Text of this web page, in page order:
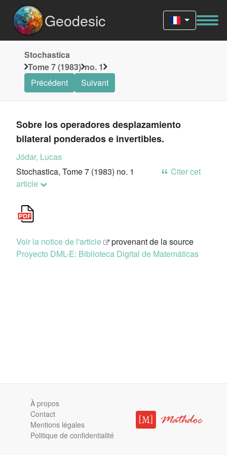
Geodesic
Stochastica
Tome 7 (1983) no. 1
Précédent
Suivant
Sobre los operadores desplazamiento
bilateral ponderados e invertibles.
Jódar, Lucas
Stochastica, Tome 7 (1983) no. 1
Citer cet
article
Voir la notice de l'article
provenant de la source
Proyecto DML-E: Biblioteca Digital de Matemáticas
À propos
Contact
Mentions légales
Politique de confidentialité